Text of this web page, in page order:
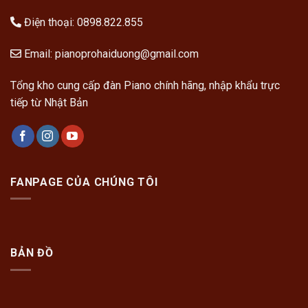
Điện thoại: 0898.822.855
Email: pianoprohaiduong@gmail.com
Tổng kho cung cấp đàn Piano chính hãng, nhập khẩu trực
tiếp từ Nhật Bản
FANPAGE CỦA CHÚNG TÔI
BẢN ĐỒ